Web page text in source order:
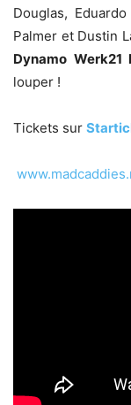
Douglas,
Palmer et Dustin
Dynamo
louper !
Tickets sur